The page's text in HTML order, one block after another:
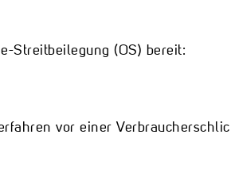
Streitbeilegung (OS) bereit:
vor einer